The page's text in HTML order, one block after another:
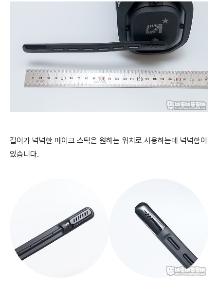
길이가 넉넉한 마이크 스틱은 원하는 위치로 사용하는데 넉넉함이
있습니다.